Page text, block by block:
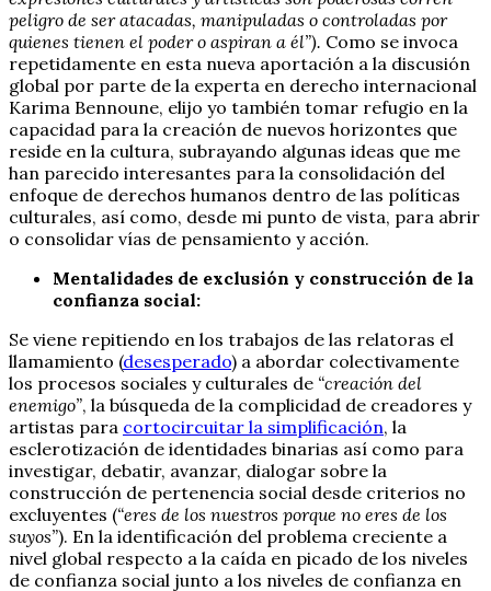
peligro de ser atacadas, manipuladas o controladas por
quienes tienen el poder o aspiran a él”). Como se invoca
repetidamente en esta nueva aportación a la discusión
global por parte de la experta en derecho internacional
Karima Bennoune, elijo yo también tomar refugio en la
capacidad para la creación de nuevos horizontes que
reside en la cultura, subrayando algunas ideas que me
han parecido interesantes para la consolidación del
enfoque de derechos humanos dentro de las políticas
culturales, así como, desde mi punto de vista, para abrir
o consolidar vías de pensamiento y acción.
Mentalidades de exclusión y construcción de la
confianza social:
Se viene repitiendo en los trabajos de las relatoras el
llamamiento (desesperado) a abordar colectivamente
los procesos sociales y culturales de “creación del
enemigo”, la búsqueda de la complicidad de creadores y
artistas para cortocircuitar la simplificación, la
esclerotización de identidades binarias así como para
investigar, debatir, avanzar, dialogar sobre la
construcción de pertenencia social desde criterios no
excluyentes (“eres de los nuestros porque no eres de los
suyos”). En la identificación del problema creciente a
nivel global respecto a la caída en picado de los niveles
de confianza social junto a los niveles de confianza en